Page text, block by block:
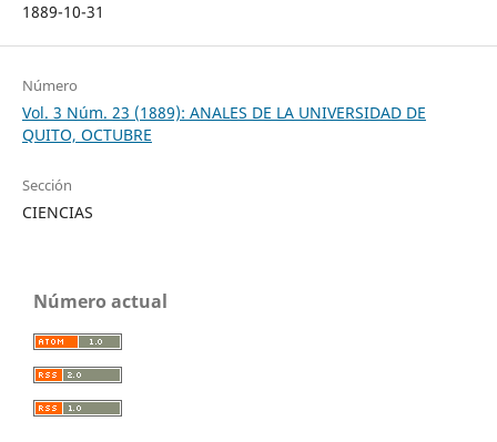
1889-10-31
Número
Vol. 3 Núm. 23 (1889): ANALES DE LA UNIVERSIDAD DE
QUITO, OCTUBRE
Sección
CIENCIAS
Número actual